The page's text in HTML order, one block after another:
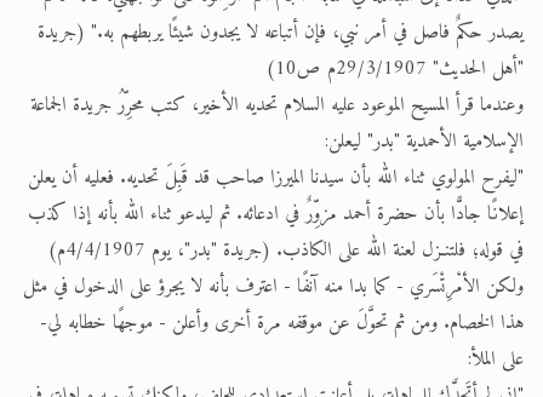
يصدر حكمٌ فاصل في أمر نبي، فإن أتباعه لا يجدون شيئًا يربطهم به." (جريدة
"أهل الحديث" 29/3/1907م ص10)
وعندما قرأ المسيح الموعود عليه السلام تحديه الأخير، كتب محرِّرُ جريدة الجماعة
الإسلامية الأحمدية "بدر" ليعلن:
"ليفرح المولوي ثناء الله بأن سيدنا الميرزا صاحب قد قَبِلَ تحديه. فعليه أن يعلن
إعلانًا جادًّا بأن حضرة أحمد مزوِّرٌ في ادعائه. ثم ليدعو ثناء الله بأنه إذا كذب
في قوله؛ فلتنـزل لعنة الله على الكاذب. (جريدة "بدر"، يوم 4/4/1907م)
ولكن الأمْرِتْسَري - كما بدا منه آنفًا - اعترف بأنه لا يجرؤ على الدخول في مثل
هذا الخصام. ومن ثم تحوَّلَ عن موقفه مرة أخرى وأعلن - موجهًا خطابه لي-
على الملأ: